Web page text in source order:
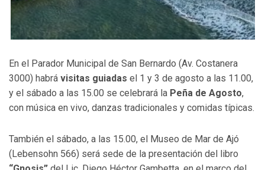
En el Parador Municipal de San Bernardo (Av. Costanera
3000) habrá visitas guiadas el 1 y 3 de agosto a las 11.00,
y el sábado a las 15.00 se celebrará la Peña de Agosto,
con música en vivo, danzas tradicionales y comidas típicas.
También el sábado, a las 15.00, el Museo de Mar de Ajó
(Lebensohn 566) será sede de la presentación del libro